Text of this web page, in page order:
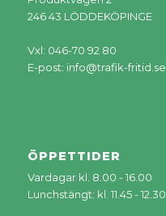
246 43 LÖDDEKÖPINGE
Vxl: 046-70 92 80
E-post: info@trafik-fritid.se
ÖPPETTIDER
Vardagar kl. 8.00 - 16.00
Lunchstängt: kl. 11.45 - 12.30